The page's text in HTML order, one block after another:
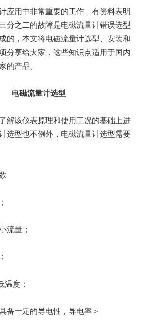
应用中非常重要的工作，有资料表明
分之二的故障是电磁流量计错误选型
的，本文将电磁流量计选型、安装和
分享给大家，这些知识点适用于国内
的产品。
电磁流量计选型
解该仪表原理和使用工况的基础上进
选型也不例外，电磁流量计选型需要
流量；
度；
备一定的导电性，导电率＞